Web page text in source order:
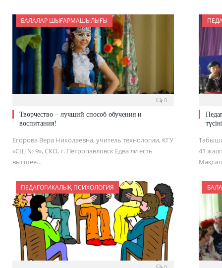
БАЛАЛАР ШЫҒАРМАШЫЛЫҒЫ
0
Творчество – лучший способ обучения и
воспитания!
Егорова Вера Николаевна, учитель технологии, КГУ
«СШ № 9», СКО, г. Петропавловск Едва ли есть
высшее…
41
ПЕДАГОГИКАЛЫҚ ПСИХОЛОГИЯ
0